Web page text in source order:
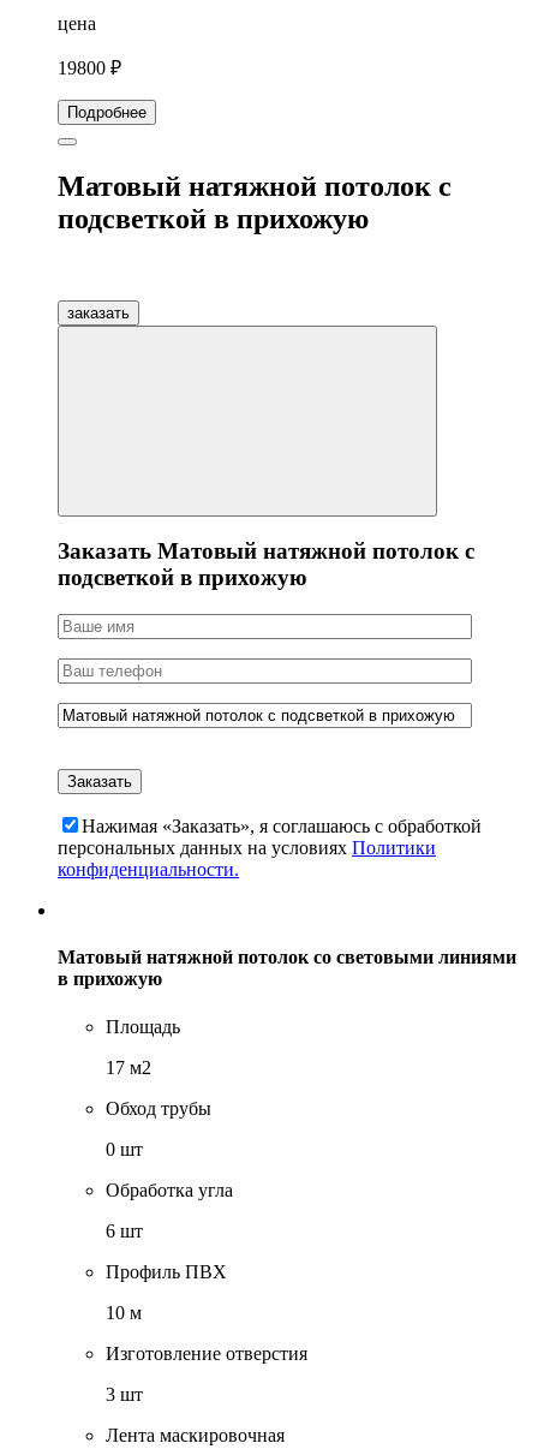
цена
19800 ₽
Подробнее
Матовый натяжной потолок с
подсветкой в прихожую
заказать
Заказать Матовый натяжной потолок с
подсветкой в прихожую
Нажимая «Заказать», я соглашаюсь c обработкой
персональных данных на условиях Политики
конфиденциальности.
Матовый натяжной потолок со световыми линиями
в прихожую
Площадь
17 м2
Обход трубы
0 шт
Обработка угла
6 шт
Профиль ПВХ
10 м
Изготовление отверстия
3 шт
Лента маскировочная